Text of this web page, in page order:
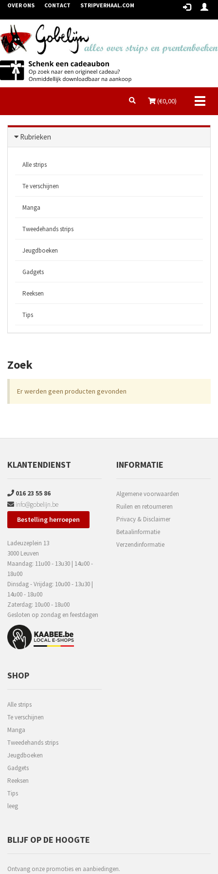
OVER ONS CONTACT STRIPVERHAAL.COM
(€0,00)
Rubrieken
Alle strips
Te verschijnen
Manga
Tweedehands strips
Jeugdboeken
Gadgets
Reeksen
Tips
Zoek
Er werden geen producten gevonden
KLANTENDIENST
016 23 55 86
info@gobelijn.be
Bestelling herroepen
Ladeuzeplein 13
3000 Leuven
Maandag: 11u00 - 13u30 | 14u00 -
18u00
Dinsdag - Vrijdag: 10u00 - 13u30 |
14u00 - 18u00
Zaterdag: 10u00 - 18u00
Gesloten op zondag en feestdagen
INFORMATIE
Algemene voorwaarden
Ruilen en retourneren
Privacy & Disclaimer
Betaalinformatie
Verzendinformatie
SHOP
Alle strips
Te verschijnen
Manga
Tweedehands strips
Jeugdboeken
Gadgets
Reeksen
Tips
leeg
BLIJF OP DE HOOGTE
Ontvang onze promoties en aanbiedingen.